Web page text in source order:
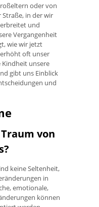
oder von
in der wir
und
Vergangenheit
wie wir jetzt
oft unser
Kindheit unsere
gibt uns Einblick
und
von
keine Seltenheit,
in
emotionale,
können